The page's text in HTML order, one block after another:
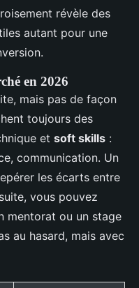
révèle des
autant pour une
en 2026
mais pas de façon
toujours des
et soft skills :
communication. Un
les écarts entre
vous pouvez
mentorat ou un stage
au hasard, mais avec